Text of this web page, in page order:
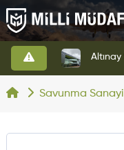
Savunma Sanayi